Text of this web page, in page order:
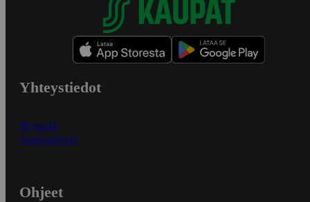
Yhteystiedot
Myymälät
Asiakaspalvelu
Ohjeet